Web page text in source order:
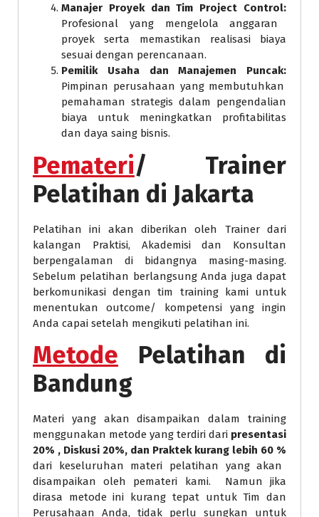
Manajer Proyek dan Tim Project Control:
Profesional yang mengelola anggaran
proyek serta memastikan realisasi biaya
sesuai dengan perencanaan.
Pemilik Usaha dan Manajemen Puncak:
Pimpinan perusahaan yang membutuhkan
pemahaman strategis dalam pengendalian
biaya untuk meningkatkan profitabilitas
dan daya saing bisnis.
Pemateri/ Trainer
Pelatihan di Jakarta
Pelatihan ini akan diberikan oleh Trainer dari
kalangan Praktisi, Akademisi dan Konsultan
berpengalaman di bidangnya masing-masing.
Sebelum pelatihan berlangsung Anda juga dapat
berkomunikasi dengan tim training kami untuk
menentukan outcome/ kompetensi yang ingin
Anda capai setelah mengikuti pelatihan ini.
Metode Pelatihan di
Bandung
Materi yang akan disampaikan dalam training
menggunakan metode yang terdiri dari presentasi
20% , Diskusi 20%, dan Praktek kurang lebih 60 %
dari keseluruhan materi pelatihan yang akan
disampaikan oleh pemateri kami. Namun jika
dirasa metode ini kurang tepat untuk Tim dan
Perusahaan Anda, tidak perlu sungkan untuk